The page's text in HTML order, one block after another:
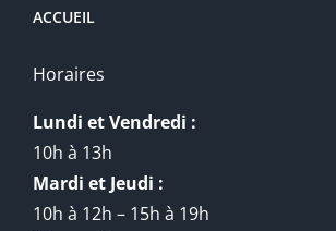
ACCUEIL
Horaires
Lundi et Vendredi :
10h à 13h
Mardi et Jeudi :
10h à 12h – 15h à 19h